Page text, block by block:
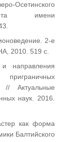
Осетинского
имени
2-е
2010. 519 с.
направления
приграничных
// Актуальные
наук. 2016.
как форма
Балтийского